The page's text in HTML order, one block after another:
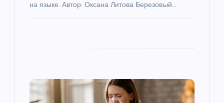
на языке. Автор: Оксана Литова Березовый…